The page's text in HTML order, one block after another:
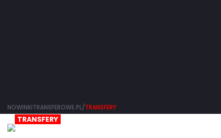
NOWINKITRANSFEROWE.PL/TRANSFERY
TRANSFERY